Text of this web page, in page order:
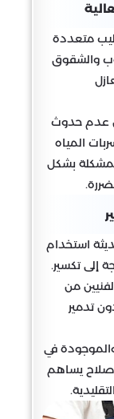
متعددة
والشقوق
عدم حدوث
المياه
بشكل
استخدام
إلى تكسير.
من
تدمير
في
يساهم